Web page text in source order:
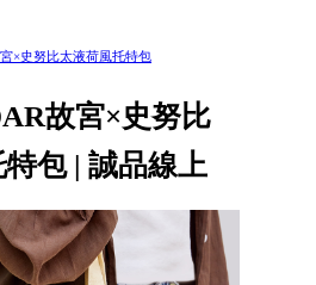
×史努比太液荷風托特包
故宮×史努比
包 | 誠品線上